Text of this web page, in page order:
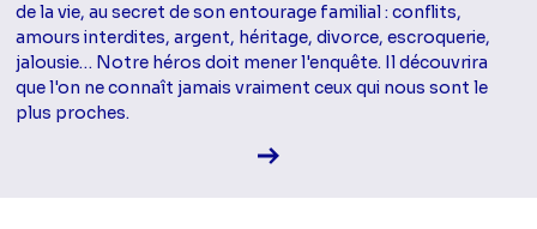
de la vie, au secret de son entourage familial : conflits,
amours interdites, argent, héritage, divorce, escroquerie,
jalousie… Notre héros doit mener l'enquête. Il découvrira
que l'on ne connaît jamais vraiment ceux qui nous sont le
plus proches.
Voir la fiche diffusion